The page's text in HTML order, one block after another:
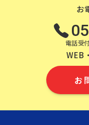
お
電話受
WEB
お